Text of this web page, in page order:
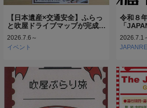
【日本遺産×交通安全】ふらっ
と吹屋ドライブマップが完成…
2026.7.6～
イベント
令和８
「
2026.7.1